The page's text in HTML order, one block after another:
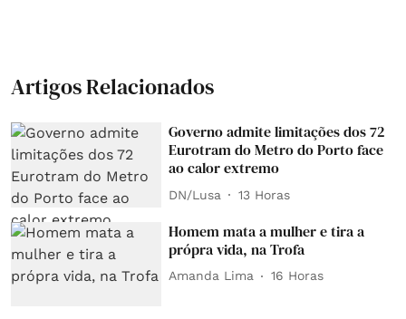
Artigos Relacionados
Governo admite limitações dos 72
Eurotram do Metro do Porto face
ao calor extremo
DN/Lusa 13 Horas
Homem mata a mulher e tira a
própra vida, na Trofa
Amanda Lima 16 Horas